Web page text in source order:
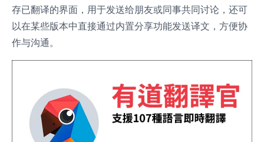
存已翻译的界面，用于发送给朋友或同事共同讨论，还可
以在某些版本中直接通过内置分享功能发送译文，方便协
作与沟通。